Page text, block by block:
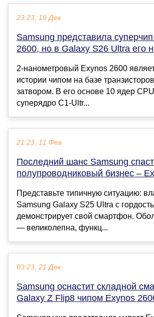
23:23, 19 Дек
Samsung представила
2600, но в Galaxy S26 Ultra его
2-нанометровый Exynos 2600
истории чипом на базе
затвором. В его основе 10 ядер
суперядро C1-Ultr...
21:23, 11 Фев
Последний шанс Samsung
полупроводниковый бизнес –
Представьте типичную ситуацию:
Samsung Galaxy S25 Ultra с
демонстрирует свой смартфон.
— великолепна, функц...
03:23, 21 Дек
Samsung оснастит складной
Galaxy Z Flip8 чипом Exynos